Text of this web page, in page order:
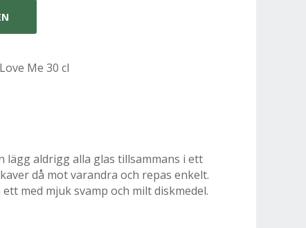
Me 30 cl
lägg aldrigg alla glas tillsammans i ett
då mot varandra och repas enkelt.
med mjuk svamp och milt diskmedel.